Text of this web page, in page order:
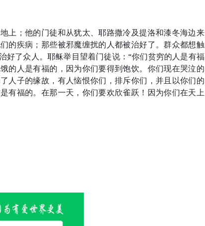
上；他的门徒和从犹太、耶路撒冷及提洛和漆冬海边来
的疾病；那些被邪魔缠扰的人都被治好了。群众都想触
好了众人。耶稣举目望着门徒说：“你们贫穷的人是有福
的人是有福的，因为你们要得到饱饮。你们现在哭泣的
人子的缘故，有人恼恨你们，排斥你们，并且以你们的
有福的。在那一天，你们要欢欣雀跃！因为你们在天上